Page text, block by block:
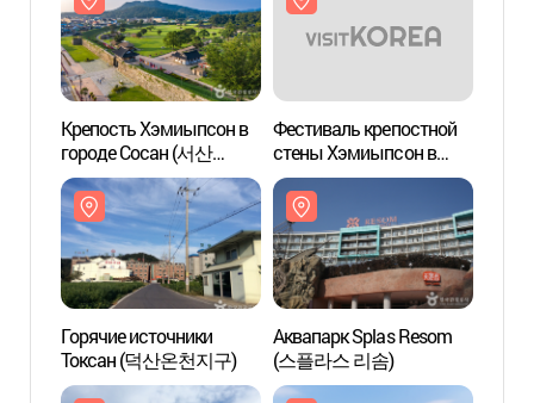
Крепость Хэмиыпсон в
городе Сосан (서산
해미읍성)
Фестиваль крепостной
стены Хэмиыпсон в
Сосане
(서산해미읍성축제)
Горячие источники
Токсан (덕산온천지구)
Аквапарк Splas Resom
(스플라스 리솜)